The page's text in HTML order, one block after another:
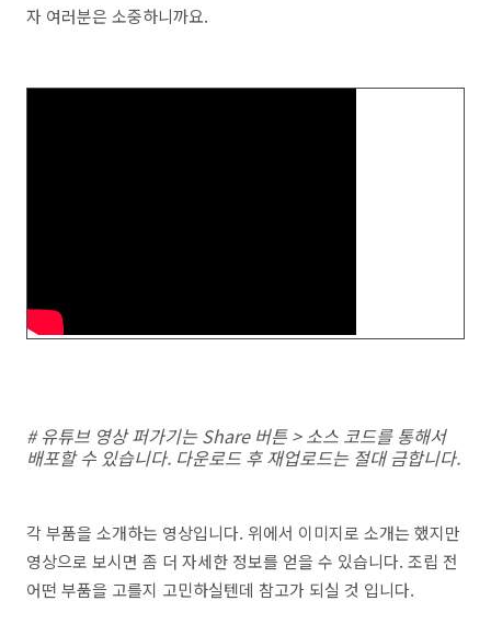
자 여러분은 소중하니까요.
# 유튜브 영상 퍼가기는 Share 버튼 > 소스 코드를 통해서
배포할 수 있습니다. 다운로드 후 재업로드는 절대 금합니다.
각 부품을 소개하는 영상입니다. 위에서 이미지로 소개는 했지만
영상으로 보시면 좀 더 자세한 정보를 얻을 수 있습니다. 조립 전
어떤 부품을 고를지 고민하실텐데 참고가 되실 것 입니다.